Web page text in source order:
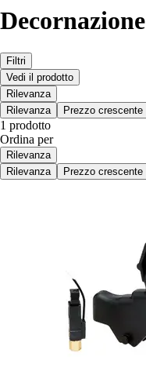
Decornazione
Filtri
Vedi il prodotto
Rilevanza
Rilevanza
Prezzo crescente
1 prodotto
Ordina per
Rilevanza
Rilevanza
Prezzo crescente